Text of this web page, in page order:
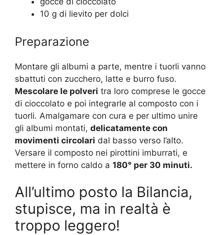
10 g di lievito per dolci
Preparazione
Montare gli albumi a parte, mentre i tuorli vanno
sbattuti con zucchero, latte e burro fuso.
Mescolare le polveri tra loro comprese le gocce
di cioccolato e poi integrarle al composto con i
tuorli. Amalgamare con cura e per ultimo unire
gli albumi montati, delicatamente con
movimenti circolari dal basso verso l’alto.
Versare il composto nei pirottini imburrati, e
mettere in forno caldo a 180° per 30 minuti.
All’ultimo posto la Bilancia,
stupisce, ma in realtà è
troppo leggero!